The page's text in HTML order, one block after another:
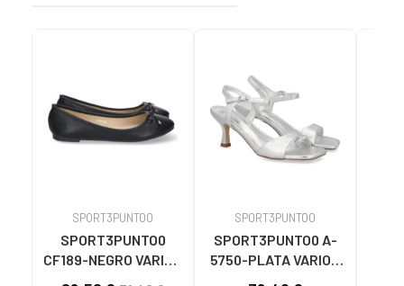
SPORT3PUNTO0
SPORT3PUNTO0
CF189-NEGRO VARIOS
SPORT3PUNTO0
SPORT3PUNTO0 A-
5750-PLATA VARIOS